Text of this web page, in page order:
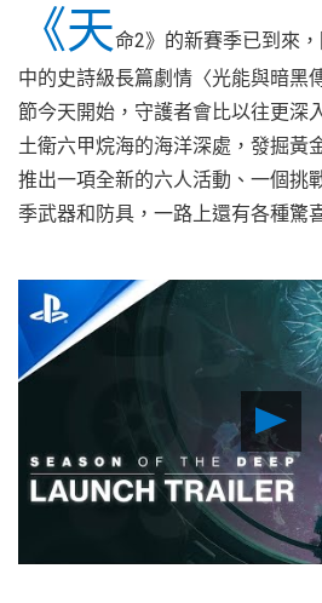
《天命2》的新賽季已到來
中的史詩級長篇劇情〈光能與暗黑
節今天開始，守護者會比以往更深
土衛六甲烷海的海洋深處，發掘黃
推出一項全新的六人活動、一個挑
季武器和防具，一路上還有各種驚
Play